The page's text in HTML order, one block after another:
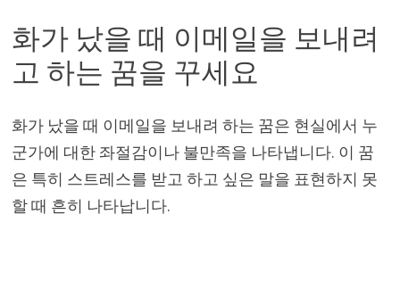
화가 났을 때 이메일을 보내려
고 하는 꿈을 꾸세요
화가 났을 때 이메일을 보내려 하는 꿈은 현실에서 누
군가에 대한 좌절감이나 불만족을 나타냅니다. 이 꿈
은 특히 스트레스를 받고 하고 싶은 말을 표현하지 못
할 때 흔히 나타납니다.